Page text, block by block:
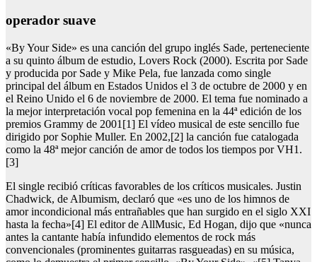
operador suave
«By Your Side» es una canción del grupo inglés Sade, perteneciente
a su quinto álbum de estudio, Lovers Rock (2000). Escrita por Sade
y producida por Sade y Mike Pela, fue lanzada como single
principal del álbum en Estados Unidos el 3 de octubre de 2000 y en
el Reino Unido el 6 de noviembre de 2000. El tema fue nominado a
la mejor interpretación vocal pop femenina en la 44ª edición de los
premios Grammy de 2001[1] El vídeo musical de este sencillo fue
dirigido por Sophie Muller. En 2002,[2] la canción fue catalogada
como la 48ª mejor canción de amor de todos los tiempos por VH1.
[3]
El single recibió críticas favorables de los críticos musicales. Justin
Chadwick, de Albumism, declaró que «es uno de los himnos de
amor incondicional más entrañables que han surgido en el siglo XXI
hasta la fecha»[4] El editor de AllMusic, Ed Hogan, dijo que «nunca
antes la cantante había infundido elementos de rock más
convencionales (prominentes guitarras rasgueadas) en su música,